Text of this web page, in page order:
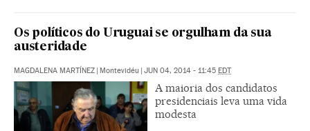
Os políticos do Uruguai se orgulham da sua
austeridade
MAGDALENA MARTÍNEZ | Montevidéu | JUN 04, 2014 - 11:45 EDT
A maioria dos candidatos
presidenciais leva uma vida
modesta